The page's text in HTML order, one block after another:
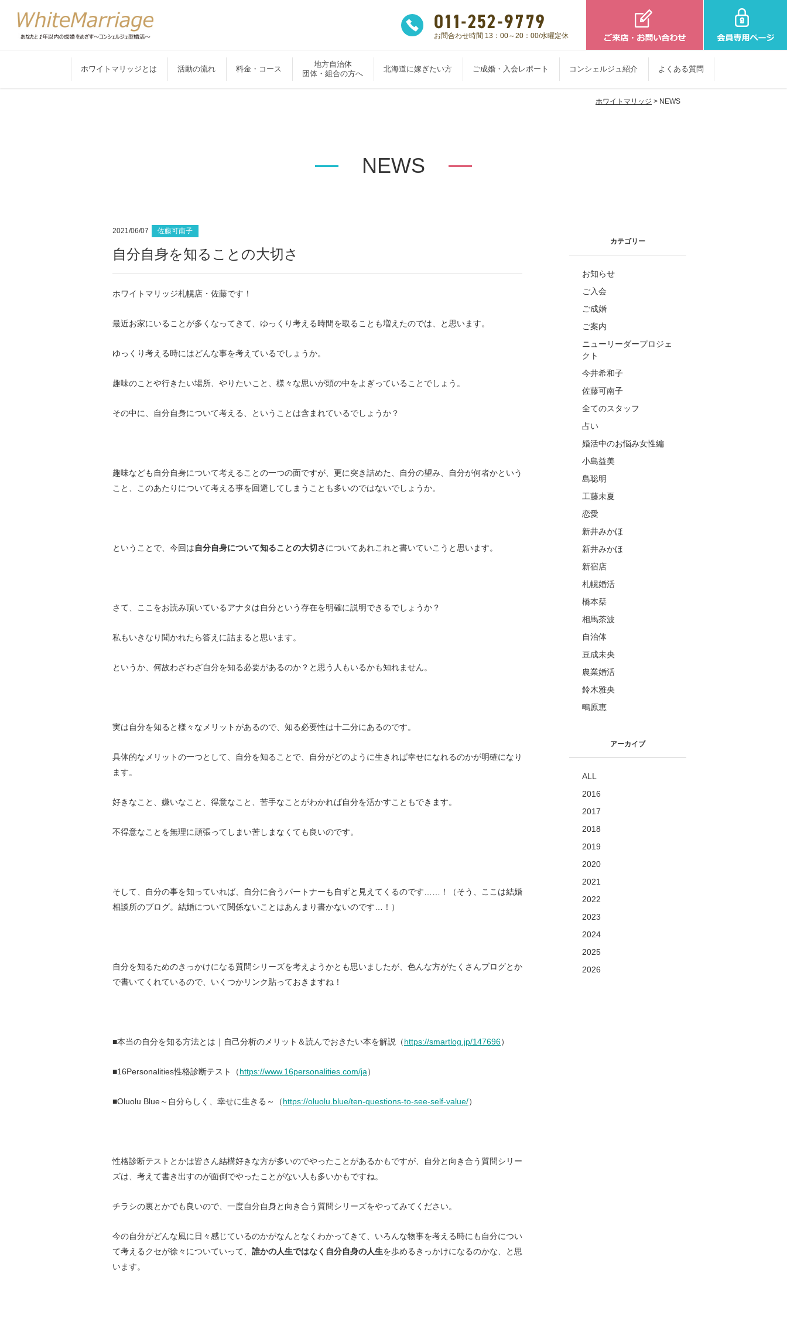
お問合わせ時間 13：00～20：00/水曜定休
ホワイトマリッジとは 活動の流れ 料金・コース
地方自治体
団体・組合の方へ
北海道に嫁ぎたい方 ご成婚・入会レポート コンシェルジュ紹介 よくある質問
ホワイトマリッジ > NEWS
NEWS
2021/06/07 佐藤可南子
自分自身を知ることの大切さ
ホワイトマリッジ札幌店・佐藤です！
最近お家にいることが多くなってきて、ゆっくり考える時間を取ることも増えたのでは、と思います。
ゆっくり考える時にはどんな事を考えているでしょうか。
趣味のことや行きたい場所、やりたいこと、様々な思いが頭の中をよぎっていることでしょう。
その中に、自分自身について考える、ということは含まれているでしょうか？
趣味なども自分自身について考えることの一つの面ですが、更に突き詰めた、自分の望み、自分が何者かという
こと、このあたりについて考える事を回避してしまうことも多いのではないでしょうか。
ということで、今回は自分自身について知ることの大切さについてあれこれと書いていこうと思います。
さて、ここをお読み頂いているアナタは自分という存在を明確に説明できるでしょうか？
私もいきなり聞かれたら答えに詰まると思います。
というか、何故わざわざ自分を知る必要があるのか？と思う人もいるかも知れません。
実は自分を知ると様々なメリットがあるので、知る必要性は十二分にあるのです。
具体的なメリットの一つとして、自分を知ることで、自分がどのように生きれば幸せになれるのかが明確になり
ます。
好きなこと、嫌いなこと、得意なこと、苦手なことがわかれば自分を活かすこともできます。
不得意なことを無理に頑張ってしまい苦しまなくても良いのです。
そして、自分の事を知っていれば、自分に合うパートナーも自ずと見えてくるのです……！（そう、ここは結婚
相談所のブログ。結婚について関係ないことはあんまり書かないのです…！）
自分を知るためのきっかけになる質問シリーズを考えようかとも思いましたが、色んな方がたくさんブログとか
で書いてくれているので、いくつかリンク貼っておきますね！
■本当の自分を知る方法とは｜自己分析のメリット＆読んでおきたい本を解説（https://smartlog.jp/147696）
■16Personalities性格診断テスト（https://www.16personalities.com/ja）
■Oluolu Blue～自分らしく、幸せに生きる～（https://oluolu.blue/ten-questions-to-see-self-value/）
性格診断テストとかは皆さん結構好きな方が多いのでやったことがあるかもですが、自分と向き合う質問シリー
ズは、考えて書き出すのが面倒でやったことがない人も多いかもですね。
チラシの裏とかでも良いので、一度自分自身と向き合う質問シリーズをやってみてください。
今の自分がどんな風に日々感じているのかがなんとなくわかってきて、いろんな物事を考える時にも自分につい
て考えるクセが徐々についていって、 誰かの人生ではなく自分自身の人生を歩めるきっかけになるのかな、と思
います。
カテゴリー
お知らせ
ご入会
ご成婚
ご案内
ニューリーダープロジェ
クト
今井希和子
佐藤可南子
全てのスタッフ
占い
婚活中のお悩み女性編
小島益美
島聡明
工藤未夏
恋愛
新井みかほ
新井みかほ
新宿店
札幌婚活
橋本栞
相馬茶波
自治体
豆成未央
農業婚活
鈴木雅央
鴫原恵
アーカイブ
ALL
2016
2017
2018
2019
2020
2021
2022
2023
2024
2025
2026